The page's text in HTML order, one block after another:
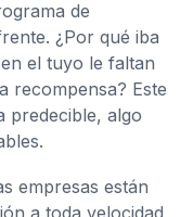
de
¿Por qué iba
el tuyo le faltan
recompensa? Este
predecible, algo
empresas están